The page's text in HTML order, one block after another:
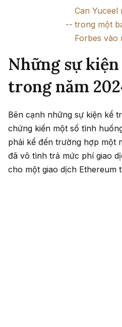
Can Yuceel
trong một
Forbes vào
Những sự
trong năm
Bên cạnh những sự kiện kể
chứng kiến một số tình
phải kể đến trường hợp một
đã vô tình trả mức phí giao
cho một giao dịch Ethereum